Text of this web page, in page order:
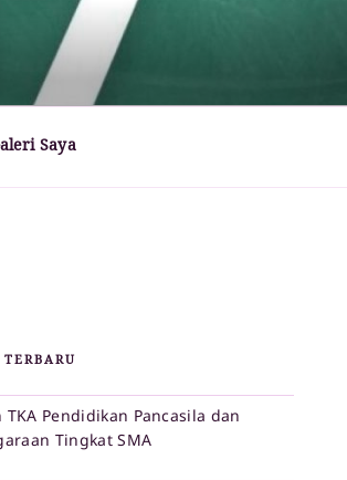
Saya
TKA Pendidikan Pancasila dan
Tingkat SMA